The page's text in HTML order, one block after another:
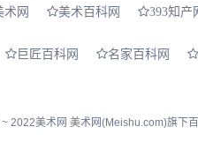
术网 美术百科网 393知产
巨匠百科网 名家百科网
2022美术网 美术网(Meishu.com)旗下